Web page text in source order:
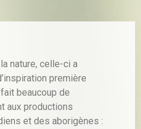
nature, celle-ci a
première
beaucoup de
aux productions
et des aborigènes :